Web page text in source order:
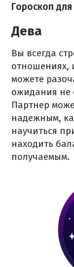
Гороскоп
Дева
Вы всегда
отношениях,
можете
ожидания не
Партнер
надежным,
научиться
находить
получаемым.